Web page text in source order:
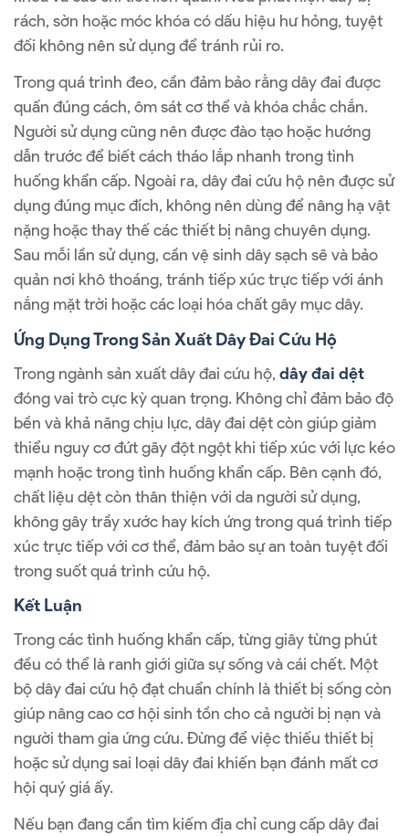
rách, sờn hoặc móc khóa có dấu hiệu hư hỏng, tuyệt
đối không nên sử dụng để tránh rủi ro.
Trong quá trình đeo, cần đảm bảo rằng dây đai được
quấn đúng cách, ôm sát cơ thể và khóa chắc chắn.
Người sử dụng cũng nên được đào tạo hoặc hướng
dẫn trước để biết cách tháo lắp nhanh trong tình
huống khẩn cấp. Ngoài ra, dây đai cứu hộ nên được sử
dụng đúng mục đích, không nên dùng để nâng hạ vật
nặng hoặc thay thế các thiết bị nâng chuyên dụng.
Sau mỗi lần sử dụng, cần vệ sinh dây sạch sẽ và bảo
quản nơi khô thoáng, tránh tiếp xúc trực tiếp với ánh
nắng mặt trời hoặc các loại hóa chất gây mục dây.
Ứng Dụng Trong Sản Xuất Dây Đai Cứu Hộ
Trong ngành sản xuất dây đai cứu hộ,dây đai dệt
đóng vai trò cực kỳ quan trọng. Không chỉ đảm bảo độ
bền và khả năng chịu lực, dây đai dệt còn giúp giảm
thiểu nguy cơ đứt gãy đột ngột khi tiếp xúc với lực kéo
mạnh hoặc trong tình huống khẩn cấp. Bên cạnh đó,
chất liệu dệt còn thân thiện với da người sử dụng,
không gây trầy xước hay kích ứng trong quá trình tiếp
xúc trực tiếp với cơ thể, đảm bảo sự an toàn tuyệt đối
trong suốt quá trình cứu hộ.
Kết Luận
Trong các tình huống khẩn cấp, từng giây từng phút
đều có thể là ranh giới giữa sự sống và cái chết. Một
bộ dây đai cứu hộ đạt chuẩn chính là thiết bị sống còn
giúp nâng cao cơ hội sinh tồn cho cả người bị nạn và
người tham gia ứng cứu. Đừng để việc thiếu thiết bị
hoặc sử dụng sai loại dây đai khiến bạn đánh mất cơ
hội quý giá ấy.
Nếu bạn đang cần tìm kiếm địa chỉ cung cấp dây đai